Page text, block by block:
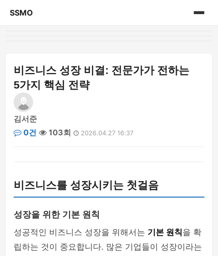
SSMO
비즈니스 성장 비결: 전문가가 전하는
5가지 핵심 전략
김서준
0건
103회 2026.04.27 16:37
비즈니스를 성장시키는 첫걸음
성장을 위한 기본 원칙
성공적인 비즈니스 성장을 위해서는 기본 원칙을 확
립하는 것이 중요합니다. 많은 기업들이 성장이라는